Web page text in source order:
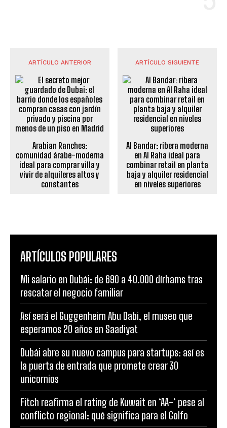
ARTÍCULO ANTERIOR
Arabian Ranches:
comunidad árabe-moderna
ideal para comprar villa y
vivir de alquileres altos y
constantes
ARTÍCULO SIGUIENTE
Al Bandar: ribera moderna
en Al Raha ideal para
combinar retail en planta
baja y alquiler residencial
en niveles superiores
ARTÍCULOS POPULARES
Mi salario en Dubái: de 690 a 40.000 dírhams tras
rescatar el negocio familiar
Así será el Guggenheim Abu Dabi, el museo que
esperamos 20 años en Saadiyat
Dubái abre su nuevo campus para startups: así es
la puerta de entrada que promete crear 30
unicornios
Fitch reafirma el rating de Kuwait en ‘AA-‘ pese al
conflicto regional: qué significa para el Golfo